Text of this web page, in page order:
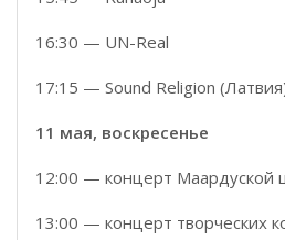
16:30 — UN-Real
17:15 — Sound Religion
11 мая, воскресенье
12:00 — концерт Маардуской
13:00 — концерт творческих